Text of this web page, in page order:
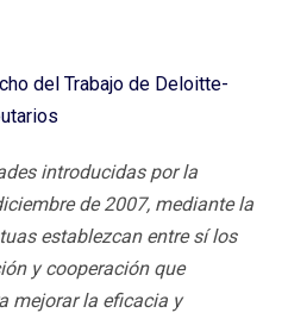
del Trabajo de Deloitte-
introducidas por la
de 2007, mediante la
establezcan entre sí los
y cooperación que
mejorar la eficacia y